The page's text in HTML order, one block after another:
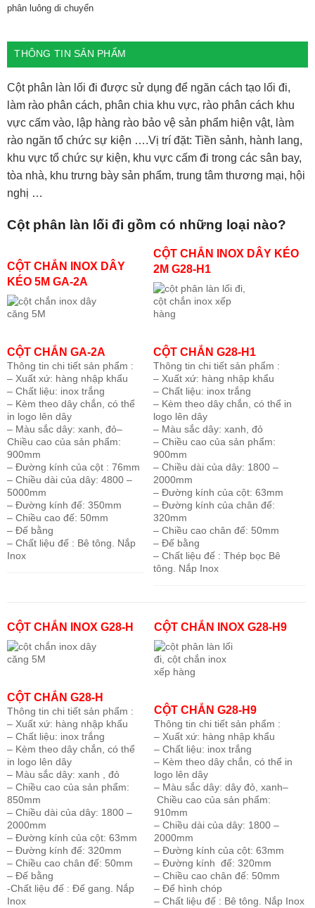
phân luông di chuyển
THÔNG TIN SẢN PHẨM
Cột phân làn lối đi được sử dụng để ngăn cách tạo lối đi,
làm rào phân cách, phân chia khu vực, rào phân cách khu
vực cấm vào, lập hàng rào bảo vệ sản phẩm hiện vật, làm
rào ngăn tổ chức sự kiện ….Vị trí đặt: Tiền sảnh, hành lang,
khu vực tổ chức sự kiện, khu vực cấm đi trong các sân bay,
tòa nhà, khu trưng bày sản phẩm, trung tâm thương mại, hội
nghị …
Cột phân làn lối đi gồm có những loại nào?
CỘT CHẮN INOX DÂY
KÉO 5M GA-2A
CỘT CHẮN GA-2A
Thông tin chi tiết sản phẩm :
– Xuất xứ: hàng nhập khẩu
– Chất liệu: inox trắng
– Kèm theo dây chắn, có thể
in logo lên dây
– Màu sắc dây: xanh, đỏ–
Chiều cao của sản phẩm:
900mm
– Đường kính của cột : 76mm
– Chiều dài của dây: 4800 –
5000mm
– Đường kính đế: 350mm
– Chiều cao đế: 50mm
– Đế bằng
– Chất liệu đế : Bê tông. Nắp
Inox
CỘT CHẮN INOX DÂY KÉO
2M G28-H1
CỘT CHẮN G28-H1
Thông tin chi tiết sản phẩm :
– Xuất xứ: hàng nhập khẩu
– Chất liệu: inox trắng
– Kèm theo dây chắn, có thể in
logo lên dây
– Màu sắc dây: xanh, đỏ
– Chiều cao của sản phẩm:
900mm
– Chiều dài của dây: 1800 –
2000mm
– Đường kính của cột: 63mm
– Đường kính của chân đế:
320mm
– Chiều cao chân đế: 50mm
– Đế bằng
– Chất liệu đế : Thép bọc Bê
tông. Nắp Inox
CỘT CHẮN INOX G28-H
CỘT CHẮN G28-H
Thông tin chi tiết sản phẩm :
– Xuất xứ: hàng nhập khẩu
– Chất liệu: inox trắng
– Kèm theo dây chắn, có thể
in logo lên dây
– Màu sắc dây: xanh , đỏ
– Chiều cao của sản phẩm:
850mm
– Chiều dài của dây: 1800 –
2000mm
– Đường kính của cột: 63mm
– Đường kính đế: 320mm
– Chiều cao chân đế: 50mm
– Đế bằng
-Chất liệu đế : Đế gang. Nắp
Inox
CỘT CHẮN INOX G28-H9
CỘT CHẮN G28-H9
Thông tin chi tiết sản phẩm :
– Xuất xứ: hàng nhập khẩu
– Chất liệu: inox trắng
– Kèm theo dây chắn, có thể in
logo lên dây
– Màu sắc dây: dây đỏ, xanh–
Chiều cao của sản phẩm:
910mm
– Chiều dài của dây: 1800 –
2000mm
– Đường kính của cột: 63mm
– Đường kính đế: 320mm
– Chiều cao chân đế: 50mm
– Đế hình chóp
– Chất liệu đế : Bê tông. Nắp Inox